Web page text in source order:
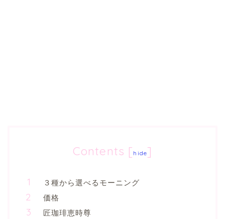
Contents [ hide]
３種から選べるモーニング
価格
匠珈琲恵時尊